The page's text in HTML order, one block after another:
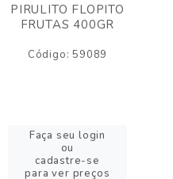
PIRULITO FLOPITO
FRUTAS 400GR
Código: 59089
Faça seu login
ou
cadastre-se
para ver preços